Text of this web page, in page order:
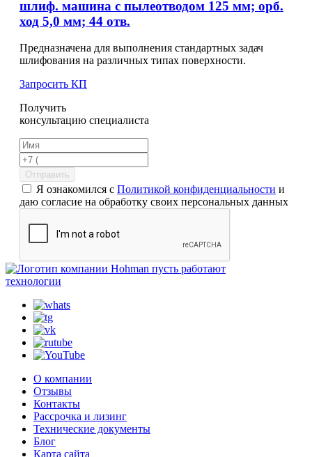
шлиф. машина с пылеотводом 125 мм; орб.
ход 5,0 мм; 44 отв.
Предназначена для выполнения стандартных задач
шлифования на различных типах поверхности.
Запросить КП
Получить
консультацию специалиста
Отправить
Я ознакомился с Политикой конфиденциальности и
даю согласие на обработку своих персональных данных
пусть работают
технологии
О компании
Отзывы
Контакты
Рассрочка и лизинг
Технические документы
Блог
Карта сайта